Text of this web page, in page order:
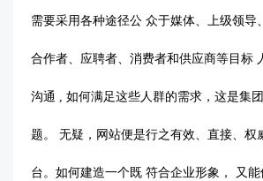
需要采用各种途径公 众于媒体、上级领导
合作者、应聘者、消费者和供应商等目标
沟通 , 如何满足这些人群的需求，这是集
题。 无疑，网站便是行之有效、直接、权
台。如何建造一个既 符合企业形象， 又